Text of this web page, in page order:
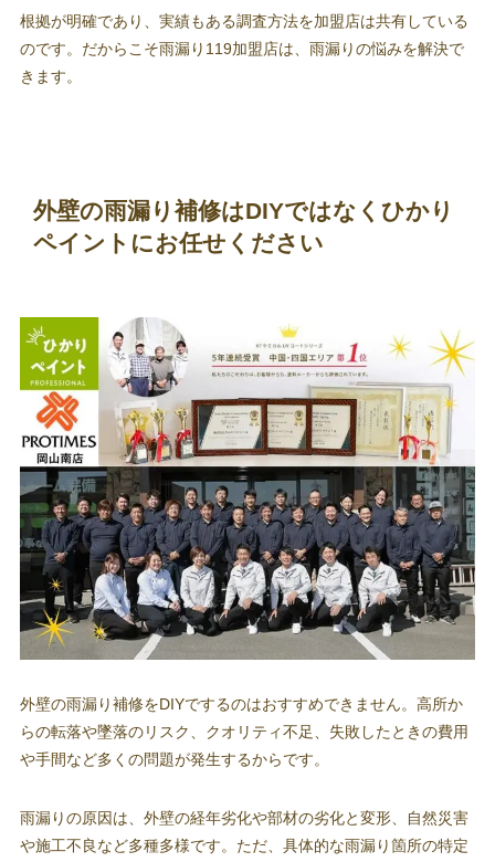
根拠が明確であり、実績もある調査方法を加盟店は共有している
のです。だからこそ雨漏り119加盟店は、雨漏りの悩みを解決で
きます。
外壁の雨漏り補修はDIYではなくひかり
ペイントにお任せください
外壁の雨漏り補修をDIYでするのはおすすめできません。高所か
らの転落や墜落のリスク、クオリティ不足、失敗したときの費用
や手間など多くの問題が発生するからです。
雨漏りの原因は、外壁の経年劣化や部材の劣化と変形、自然災害
や施工不良など多種多様です。ただ、具体的な雨漏り箇所の特定